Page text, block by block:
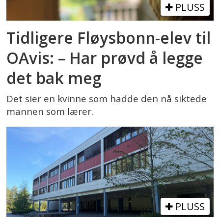
PLUSS
Tidligere Fløysbonn-elev til
OAvis: – Har prøvd å legge
det bak meg
Det sier en kvinne som hadde den nå siktede
mannen som lærer.
PLUSS